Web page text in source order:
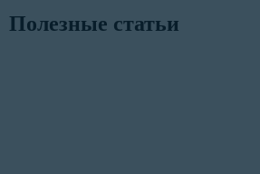
Полезные статьи